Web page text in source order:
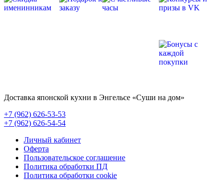
Доставка японской кухни в Энгельсе «Суши на дом»
+7 (962) 626-53-53
+7 (962) 626-54-54
Личный кабинет
Оферта
Пользовательское соглашение
Политика обработки ПД
Политика обработки cookie